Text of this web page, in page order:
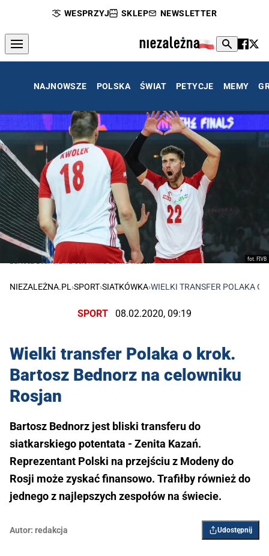
WESPRZYJ SKLEP NEWSLETTER
NAJNOWSZE POLSKA ŚWIAT PETYCJE MEMY
fot. FIVB
Bartosz Bednorz na celowniku Zenita Kazań
NIEZALEŻNA.PL ›SPORT›SIATKÓWKA›WIELKI TRANSFER POLAKA O
SPORT 08.02.2020, 09:19
Wielki transfer Polaka o krok.
Bartosz Bednorz na celowniku
Rosjan
Bartosz Bednorz jest bliski transferu do
siatkarskiego potentata - Zenita Kazań.
Reprezentant Polski na przejściu z Modeny do
Rosji może zyskać finansowo. Trafiłby również do
jednego z najlepszych zespołów na świecie.
Autor: redakcja Udostępnij